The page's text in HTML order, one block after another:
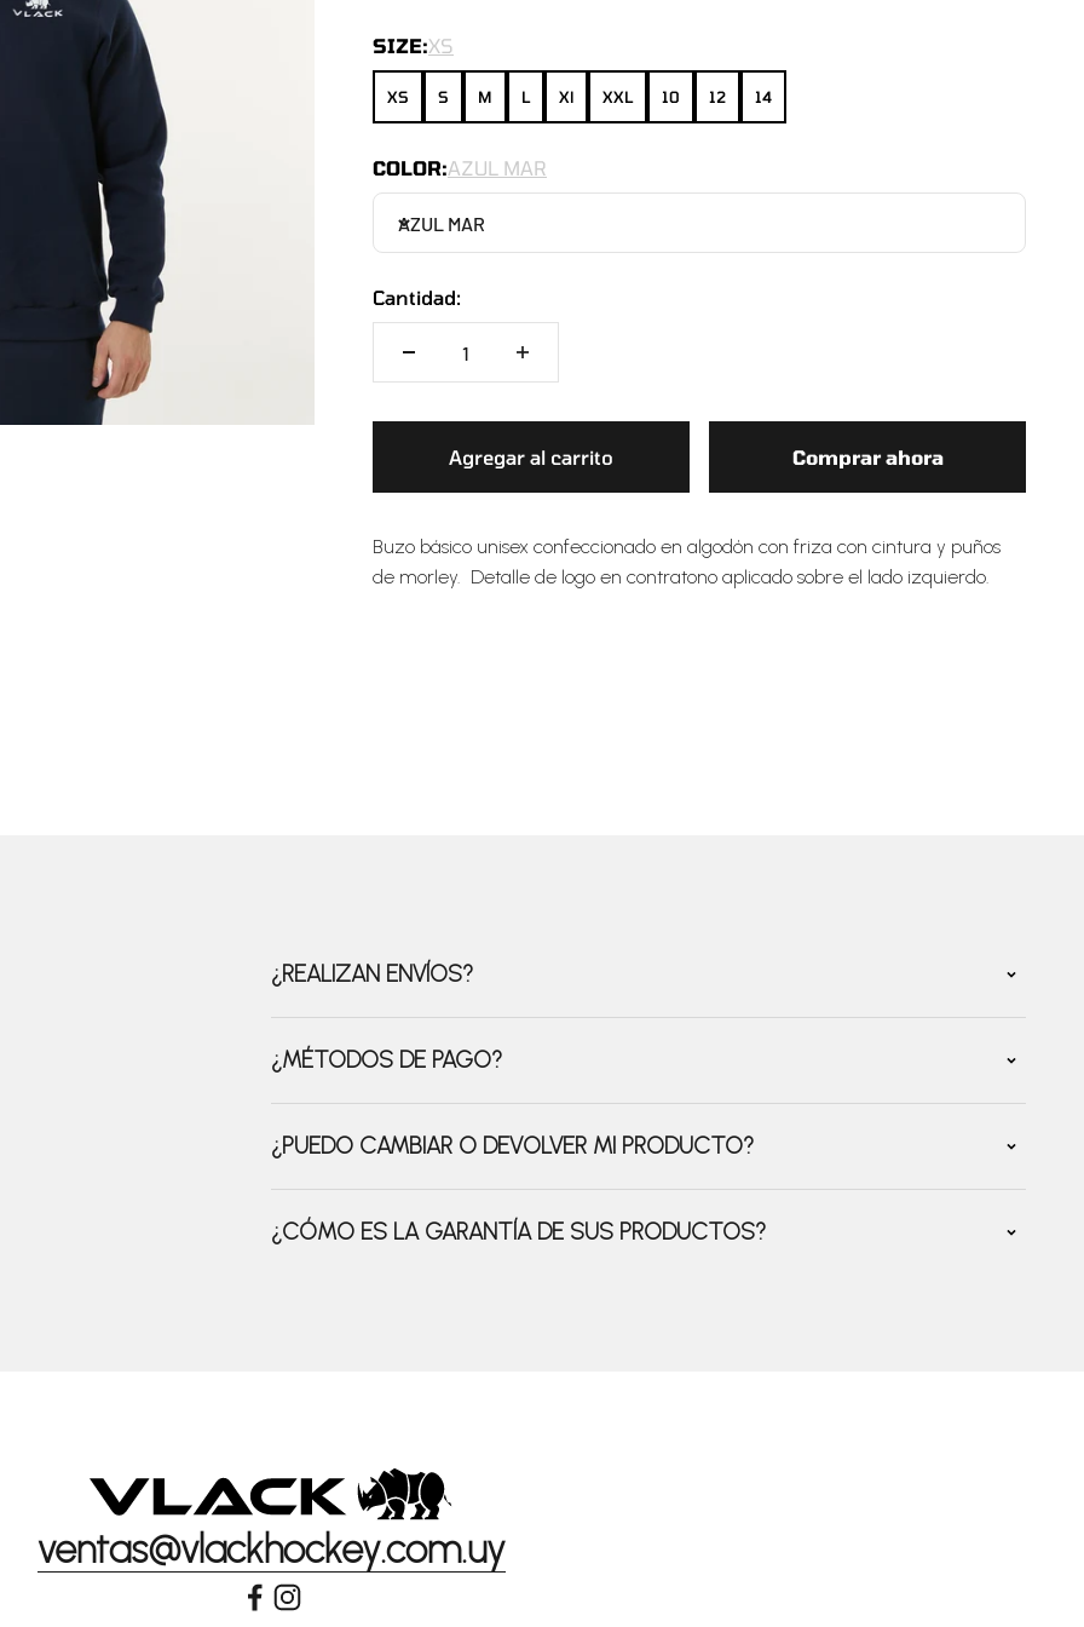
SIZE:XS
XS S M L Xl XXL 10 12 14
COLOR:AZUL MAR
AZUL MAR
Cantidad:
Agregar al carrito Comprar ahora
Buzo básico unisex confeccionado en algodón con friza con cintura y puños
de morley. Detalle de logo en contratono aplicado sobre el lado izquierdo.
¿REALIZAN ENVÍOS?
¿MÉTODOS DE PAGO?
¿PUEDO CAMBIAR O DEVOLVER MI PRODUCTO?
¿CÓMO ES LA GARANTÍA DE SUS PRODUCTOS?
ventas@vlackhockey.com.uy